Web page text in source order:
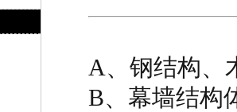
A、钢结构、
B、幕墙结构